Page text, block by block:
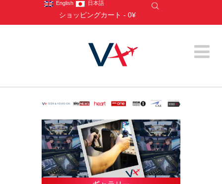
English 日本語
ショッピングカート - 0¥